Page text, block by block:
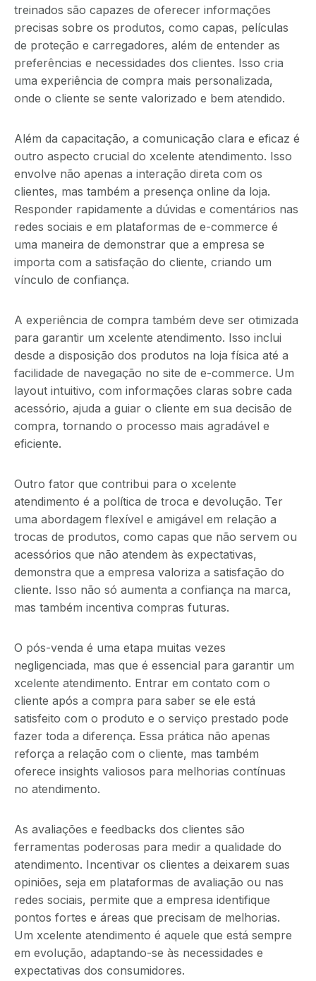
treinados são capazes de oferecer informações
precisas sobre os produtos, como capas, películas
de proteção e carregadores, além de entender as
preferências e necessidades dos clientes. Isso cria
uma experiência de compra mais personalizada,
onde o cliente se sente valorizado e bem atendido.
Além da capacitação, a comunicação clara e eficaz é
outro aspecto crucial do xcelente atendimento. Isso
envolve não apenas a interação direta com os
clientes, mas também a presença online da loja.
Responder rapidamente a dúvidas e comentários nas
redes sociais e em plataformas de e-commerce é
uma maneira de demonstrar que a empresa se
importa com a satisfação do cliente, criando um
vínculo de confiança.
A experiência de compra também deve ser otimizada
para garantir um xcelente atendimento. Isso inclui
desde a disposição dos produtos na loja física até a
facilidade de navegação no site de e-commerce. Um
layout intuitivo, com informações claras sobre cada
acessório, ajuda a guiar o cliente em sua decisão de
compra, tornando o processo mais agradável e
eficiente.
Outro fator que contribui para o xcelente
atendimento é a política de troca e devolução. Ter
uma abordagem flexível e amigável em relação a
trocas de produtos, como capas que não servem ou
acessórios que não atendem às expectativas,
demonstra que a empresa valoriza a satisfação do
cliente. Isso não só aumenta a confiança na marca,
mas também incentiva compras futuras.
O pós-venda é uma etapa muitas vezes
negligenciada, mas que é essencial para garantir um
xcelente atendimento. Entrar em contato com o
cliente após a compra para saber se ele está
satisfeito com o produto e o serviço prestado pode
fazer toda a diferença. Essa prática não apenas
reforça a relação com o cliente, mas também
oferece insights valiosos para melhorias contínuas
no atendimento.
As avaliações e feedbacks dos clientes são
ferramentas poderosas para medir a qualidade do
atendimento. Incentivar os clientes a deixarem suas
opiniões, seja em plataformas de avaliação ou nas
redes sociais, permite que a empresa identifique
pontos fortes e áreas que precisam de melhorias.
Um xcelente atendimento é aquele que está sempre
em evolução, adaptando-se às necessidades e
expectativas dos consumidores.